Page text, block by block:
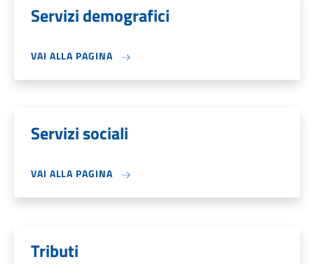
Servizi demografici
VAI ALLA PAGINA
Servizi sociali
VAI ALLA PAGINA
Tributi